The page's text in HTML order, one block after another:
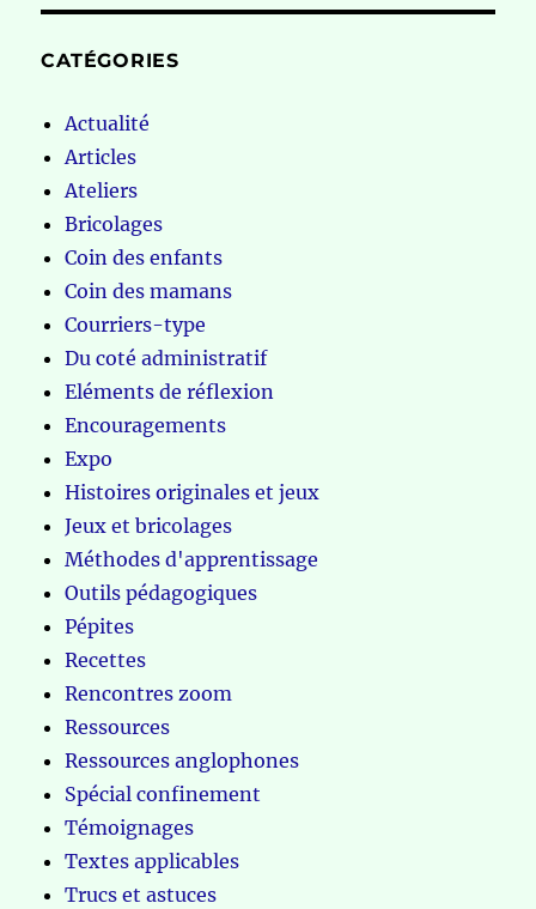
CATÉGORIES
Actualité
Articles
Ateliers
Bricolages
Coin des enfants
Coin des mamans
Courriers-type
Du coté administratif
Eléments de réflexion
Encouragements
Expo
Histoires originales et jeux
Jeux et bricolages
Méthodes d'apprentissage
Outils pédagogiques
Pépites
Recettes
Rencontres zoom
Ressources
Ressources anglophones
Spécial confinement
Témoignages
Textes applicables
Trucs et astuces